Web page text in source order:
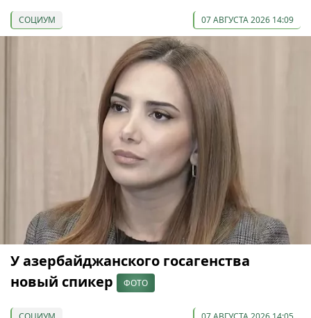
СОЦИУМ 07 АВГУСТА 2026 14:09
У азербайджанского госагенства
новый спикер
ФОТО